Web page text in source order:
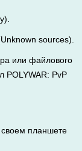
sources).
или файлового
POLYWAR: PvP
планшете